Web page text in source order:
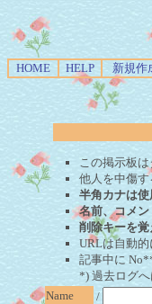
HOME HELP 新規作
この掲示板
他人を中傷
半角カナは使
名前、コメン
削除キーを
URLは自動
記事中に
*) 過去ログ
Name
/